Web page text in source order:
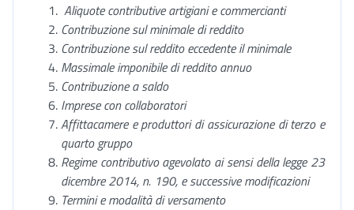
Aliquote contributive artigiani e commercianti
Contribuzione sul minimale di reddito
Contribuzione sul reddito eccedente il minimale
Massimale imponibile di reddito annuo
Contribuzione a saldo
Imprese con collaboratori
Affittacamere e produttori di assicurazione di terzo e
quarto gruppo
Regime contributivo agevolato ai sensi della legge 23
dicembre 2014, n. 190, e successive modificazioni
Termini e modalità di versamento